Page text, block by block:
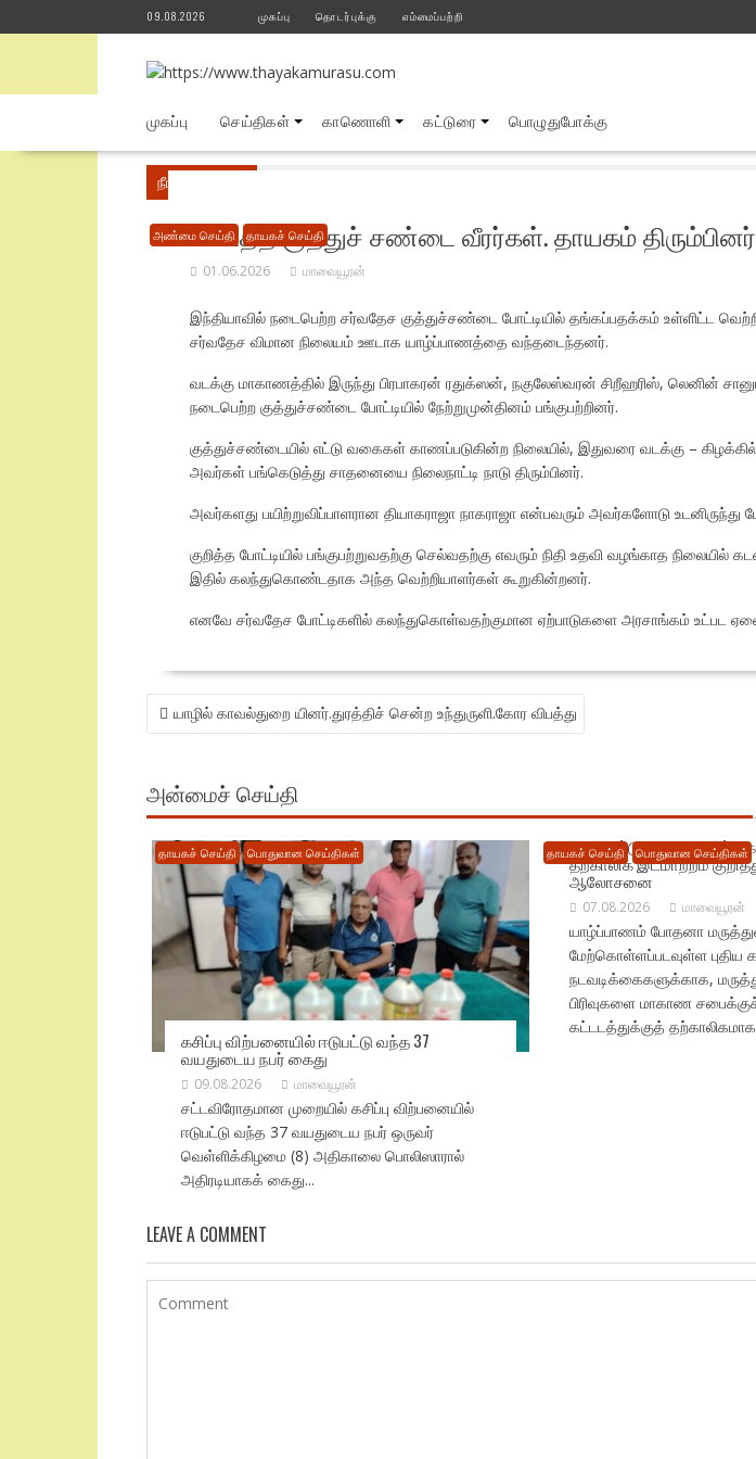
to
09.08.2026 முகப்பு தொடர்புக்கு எம்மைப்பற்றி
முகப்பு செய்திகள் காணொளி கட்டுரை பொழுதுபோக்கு
நீங்கள் இங்கே
அண்மை செய்தி தாயகச் செய்தி
படைத்த குத்துச் சண்டை வீரர்கள். தாயகம்
01.06.2026 மாவையூரன்
இந்தியாவில் நடைபெற்ற சர்வதேச குத்துச்சண்டை போட்டியில் தங்கப்பதக்கம் உள்ளிட்ட
சர்வதேச விமான நிலையம் ஊடாக யாழ்ப்பாணத்தை வந்தடைந்தனர்.
வடக்கு மாகாணத்தில் இருந்து பிரபாகரன் ரதுக்ஸன், நகுலேஸ்வரன் சிறீஹரிஸ், லெனின்
நடைபெற்ற குத்துச்சண்டை போட்டியில் நேற்றுமுன்தினம் பங்குபற்றினர்.
குத்துச்சண்டையில் எட்டு வகைகள் காணப்படுகின்ற நிலையில், இதுவரை வடக்கு –
அவர்கள் பங்கெடுத்து சாதனையை நிலைநாட்டி நாடு திரும்பினர்.
அவர்களது பயிற்றுவிப்பாளரான தியாகராஜா நாகராஜா என்பவரும் அவர்களோடு
குறித்த போட்டியில் பங்குபற்றுவதற்கு செல்வதற்கு எவரும் நிதி உதவி வழங்காத
இதில் கலந்துகொண்டதாக அந்த வெற்றியாளர்கள் கூறுகின்றனர்.
எனவே சர்வதேச போட்டிகளில் கலந்துகொள்வதற்குமான ஏற்பாடுகளை அரசாங்கம்
POST
NAVIGATION
யாழில் காவல்துறை யினர்.துரத்திச் சென்ற உந்துருளி.கோர விபத்து
அன்மைச் செய்தி
தாயகச் செய்தி பொதுவான செய்திகள்
கசிப்பு விற்பனையில் ஈடுபட்டு வந்த 37
வயதுடைய நபர் கைது
09.08.2026 மாவையூரன்
சட்டவிரோதமான முறையில் கசிப்பு விற்பனையில்
ஈடுபட்டு வந்த 37 வயதுடைய நபர் ஒருவர்
வெள்ளிக்கிழமை (8) அதிகாலை பொலிஸாரால்
அதிரடியாகக் கைது...
தாயகச் செய்தி பொதுவான செய்திகள்
புதிய கட்டுமான
தற்காலிக இடமாற்றம்
ஆலோசனை
07.08.2026 மாவையூரன்
யாழ்ப்பாணம் போதனா
மேற்கொள்ளப்படவுள்ள புதிய
நடவடிக்கைகளுக்காக,
பிரிவுகளை மாகாண
கட்டடத்துக்குத்
LEAVE A COMMENT